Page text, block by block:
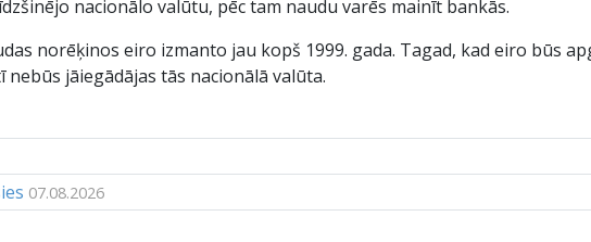
nacionālo valūtu, pēc tam naudu varēs mainīt bankās.
norēķinos eiro izmanto jau kopš 1999. gada. Tagad, kad eiro būs
jāiegādājas tās nacionālā valūta.
07.08.2026